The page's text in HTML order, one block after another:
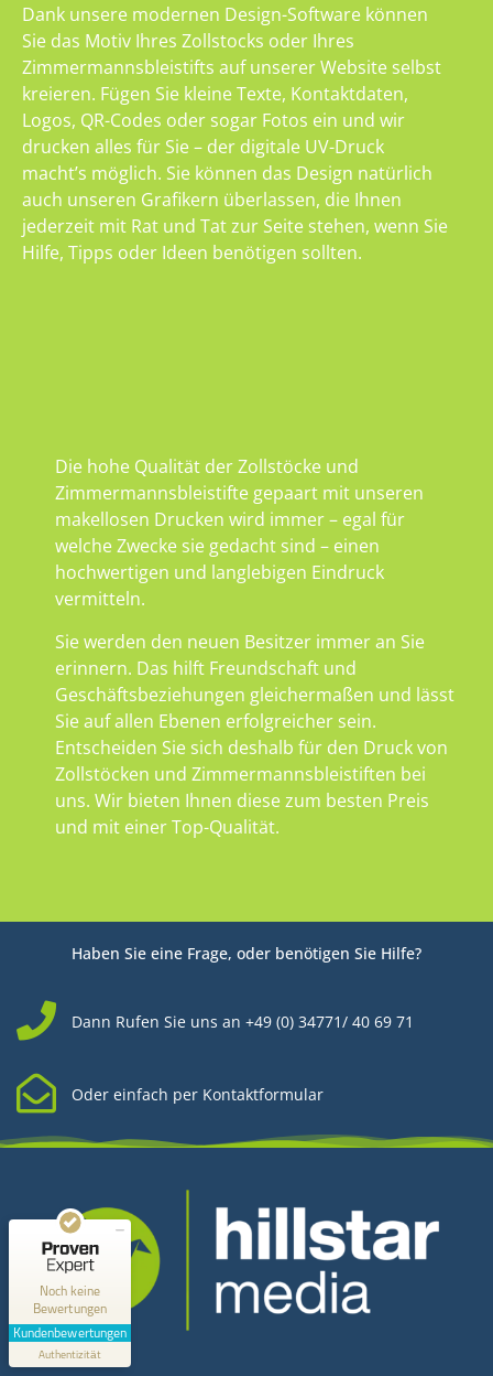
Dank unsere modernen Design-Software können
Sie das Motiv Ihres Zollstocks oder Ihres
Zimmermannsbleistifts auf unserer Website selbst
kreieren. Fügen Sie kleine Texte, Kontaktdaten,
Logos, QR-Codes oder sogar Fotos ein und wir
drucken alles für Sie – der digitale UV-Druck
macht’s möglich. Sie können das Design natürlich
auch unseren Grafikern überlassen, die Ihnen
jederzeit mit Rat und Tat zur Seite stehen, wenn Sie
Hilfe, Tipps oder Ideen benötigen sollten.
Die hohe Qualität der Zollstöcke und
Zimmermannsbleistifte gepaart mit unseren
makellosen Drucken wird immer – egal für
welche Zwecke sie gedacht sind – einen
hochwertigen und langlebigen Eindruck
vermitteln.
Sie werden den neuen Besitzer immer an Sie
erinnern. Das hilft Freundschaft und
Geschäftsbeziehungen gleichermaßen und lässt
Sie auf allen Ebenen erfolgreicher sein.
Entscheiden Sie sich deshalb für den Druck von
Zollstöcken und Zimmermannsbleistiften bei
uns. Wir bieten Ihnen diese zum besten Preis
und mit einer Top-Qualität.
Haben Sie eine Frage, oder benötigen Sie Hilfe?
Dann Rufen Sie uns an +49 (0) 34771/ 40 69 71
Oder einfach per Kontaktformular
Kontakt
Noch keine
Bewertungen
Kundenbewertungen
Authentizität
MANGELHAFT
0,00 / 5,00
Erfahren Sie mehr über dieses Bewertungssiegel
Profil ansehen